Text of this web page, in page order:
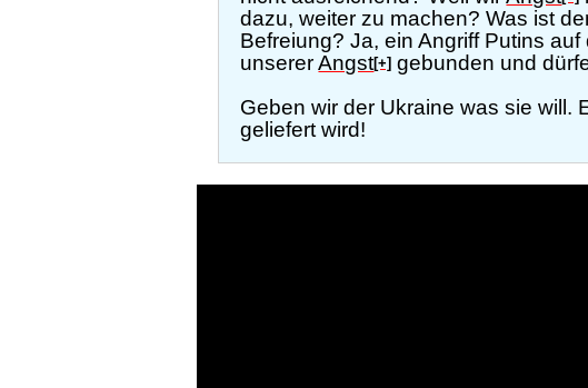
dazu, weiter zu machen? Was ist
Befreiung? Ja, ein Angriff Putins
unsererAngst[+] gebunden und
Geben wir der Ukraine was sie will.
geliefert wird!